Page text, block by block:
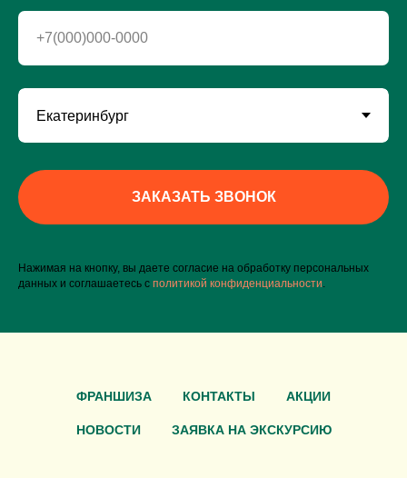
+7(000)000-0000
ЗАКАЗАТЬ ЗВОНОК
Нажимая на кнопку, вы даете согласие на обработку персональных
данных и соглашаетесь c политикой конфиденциальности
ФРАНШИЗА КОНТАКТЫ АКЦИИ
НОВОСТИ ЗАЯВКА НА ЭКСКУРСИЮ